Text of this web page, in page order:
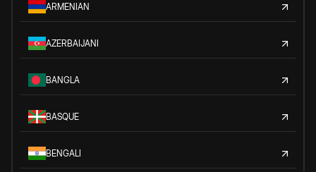
ARMENIAN
AZERBAIJANI
BANGLA
BASQUE
BENGALI